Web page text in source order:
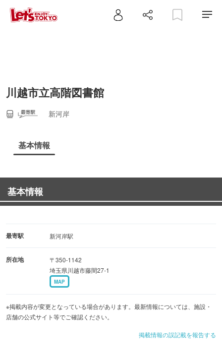
川越市立高階図書館
新河岸
基本情報
基本情報
最寄駅 新河岸駅
所在地
〒350-1142
埼玉県川越市藤間27-1
MAP
※掲載内容が変更となっている場合があります。最新情報については、施設・
店舗の公式サイト等でご確認ください。
掲載情報の誤記載を報告する